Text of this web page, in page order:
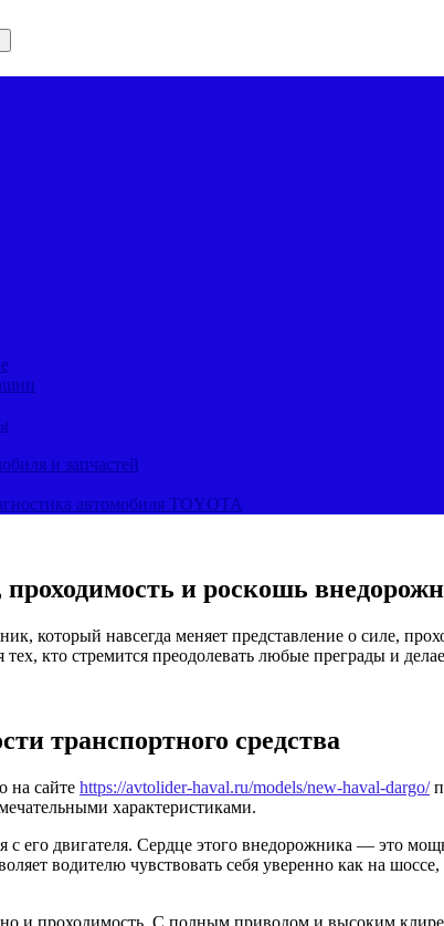
и запчастей
автомобиля TOYOTA
и роскошь
который навсегда меняет представление о силе,
кто стремится преодолевать любые преграды и
транспортного средства
на сайте https://avtolider-haval.ru/models/new-haval-dargo/
характеристиками.
его двигателя. Сердце этого внедорожника — это
водителю чувствовать себя уверенно как на
и проходимость. С полным приводом и высоким